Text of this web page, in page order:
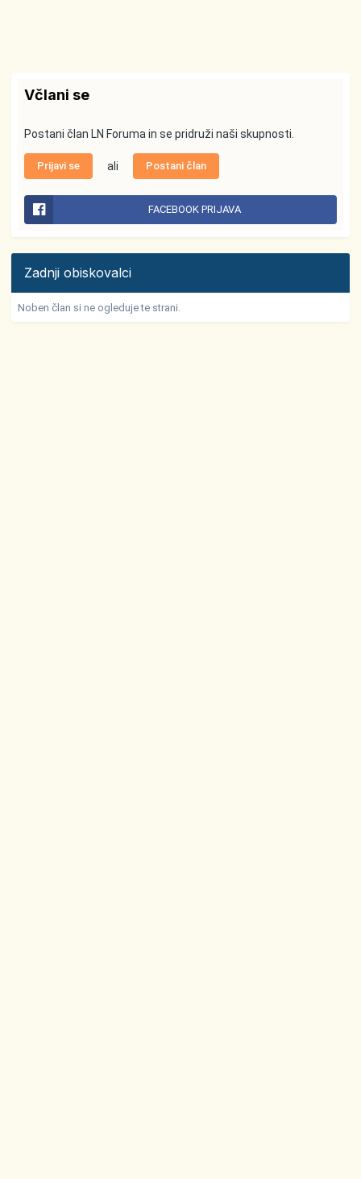
Včlani se
Postani član LN Foruma in se pridruži naši skupnosti.
Prijavi se ali Postani član
FACEBOOK PRIJAVA
Zadnji obiskovalci
Noben član si ne ogleduje te strani.